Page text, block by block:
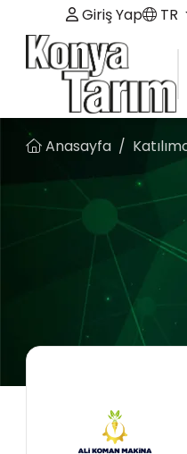
Giriş Yap TR
Anasayfa